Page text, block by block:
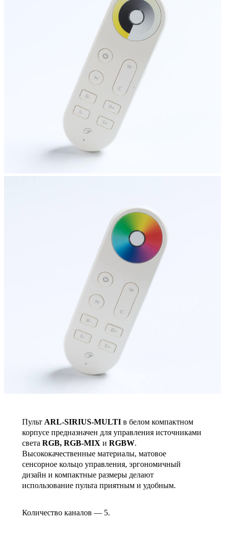
Пульт ARL-SIRIUS-MULTI в белом компактном
корпусе предназначен для управления источниками
света RGB, RGB-MIX и RGBW.
Высококачественные материалы, матовое
сенсорное кольцо управления, эргономичный
дизайн и компактные размеры делают
использование пульта приятным и удобным.
Количество каналов — 5.